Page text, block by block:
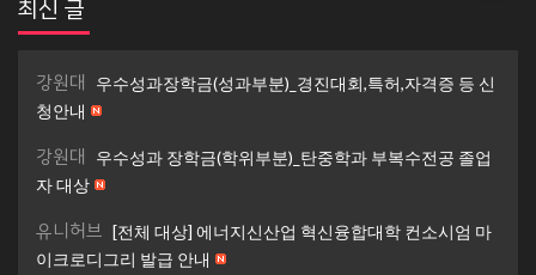
최신 글
강원대
우수성과장학금(성과부분)_경진대회,특허,자격증 등 신
청안내
강원대
우수성과 장학금(학위부분)_탄중학과 부복수전공 졸업
자 대상
유니허브 [전체 대상] 에너지신산업 혁신융합대학 컨소시엄 마
이크로디그리 발급 안내